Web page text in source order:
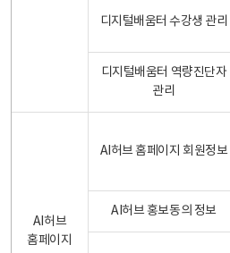
디지털배움터 수강생 관리
디지털배움터 역량진단자
관리
AI허브
홈페이지
AI허브 홈페이지 회원정보
AI허브 홍보동의 정보